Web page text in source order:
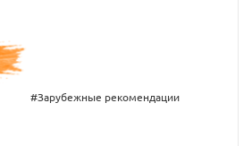
#Зарубежные рекомендации